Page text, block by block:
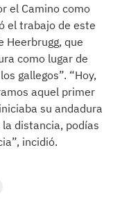
el Camino como
el trabajo de este
Heerbrugg, que
como lugar de
gallegos”. “Hoy,
aquel primer
su andadura
la distancia, podías
incidió.